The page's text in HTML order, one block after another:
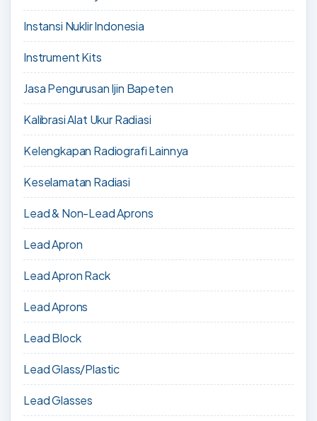
Instansi Nuklir Indonesia
Instrument Kits
Jasa Pengurusan Ijin Bapeten
Kalibrasi Alat Ukur Radiasi
Kelengkapan Radiografi Lainnya
Keselamatan Radiasi
Lead & Non-Lead Aprons
Lead Apron
Lead Apron Rack
Lead Aprons
Lead Block
Lead Glass/Plastic
Lead Glasses